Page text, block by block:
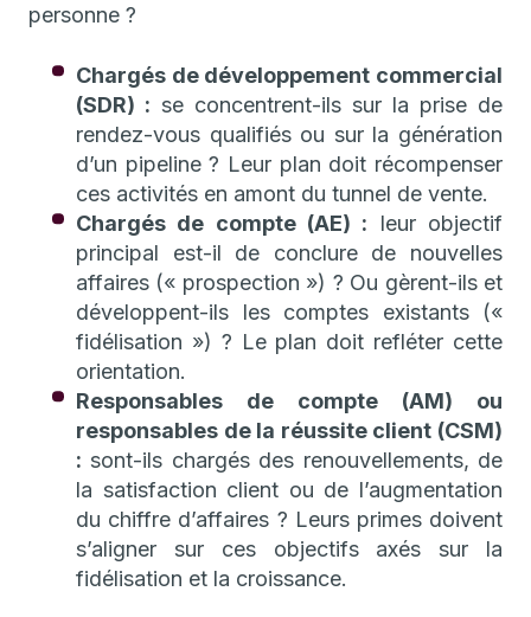
personne ?
Chargés de développement commercial
(SDR) : se concentrent-ils sur la prise de
rendez-vous qualifiés ou sur la génération
d’un pipeline ? Leur plan doit récompenser
ces activités en amont du tunnel de vente.
Chargés de compte (AE) : leur objectif
principal est-il de conclure de nouvelles
affaires (« prospection ») ? Ou gèrent-ils et
développent-ils les comptes existants («
fidélisation ») ? Le plan doit refléter cette
orientation.
Responsables de compte (AM) ou
responsables de la réussite client (CSM)
: sont-ils chargés des renouvellements, de
la satisfaction client ou de l’augmentation
du chiffre d’affaires ? Leurs primes doivent
s’aligner sur ces objectifs axés sur la
fidélisation et la croissance.